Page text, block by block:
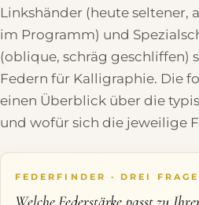
Linkshänder (heute seltener,
im Programm) und
(oblique, schräg geschliffen)
Federn für Kalligraphie. Die
einen Überblick über die
und wofür sich die jeweilige
FEDERFINDER · DREI